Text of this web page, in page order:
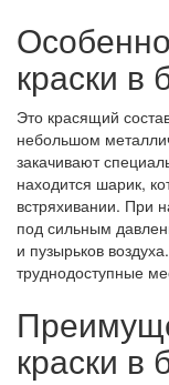
краски в
Это красящий
небольшом
закачивают
находится шарик,
встряхивании. При
под сильным
и пузырьков
труднодоступные
краски в